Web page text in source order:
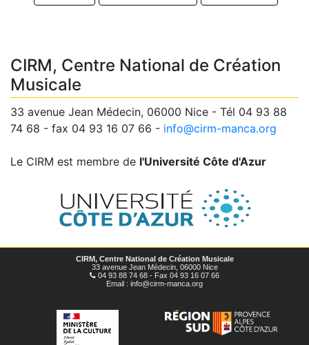
CIRM, Centre National de Création
Musicale
33 avenue Jean Médecin, 06000 Nice - Tél 04 93 88
74 68 - fax 04 93 16 07 66 - info@cirm-manca.org
Le CIRM est membre de l'Université Côte d'Azur
CIRM, Centre National de Création Musicale
33 avenue Jean Médecin, 06000 Nice
04 93 88 74 68 - Fax 04 93 16 07 66
Email : info@cirm-manca.org